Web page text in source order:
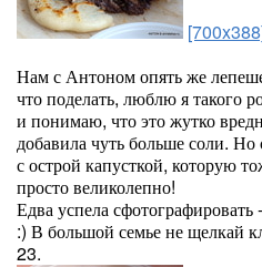
Нам с Антоном опять же
что поделать, люблю я такого
и понимаю, что это жутко
добавила чуть больше соли. Но
с острой капусткой, которую
просто великолепно!
Едва успела
:) В большой семье не щелкай
23.